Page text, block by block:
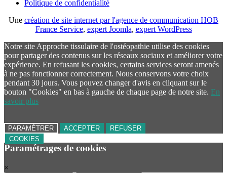
Politique de confidentialité
Une création de site internet par l'agence de communication HOB
France Service, expert Joomla, expert WordPress
Notre site Approche tissulaire de l'ostéopathie utilise des cookies
pour partager des contenus sur les réseaux sociaux et améliorer votre
expérience. En refusant les cookies, certains services seront amenés
à ne pas fonctionner correctement. Nous conservons votre choix
pendant 30 jours. Vous pouvez changer d'avis en cliquant sur le
bouton "Cookies" en bas à gauche de chaque page de notre site. En
savoir plus
PARAMÉTRER ACCEPTER
REFUSER
COOKIES
Paramétrages de cookies
×